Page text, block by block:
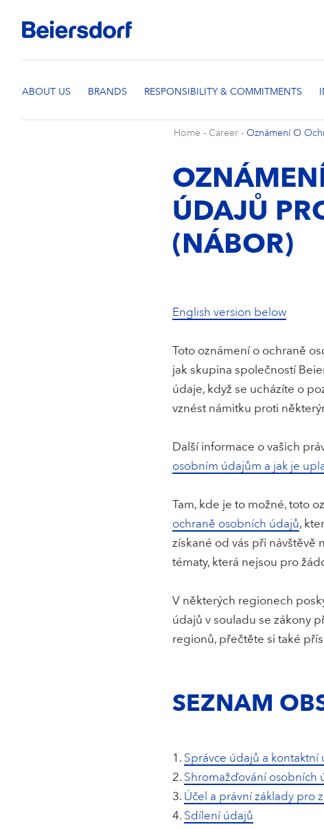
Home - Career - Oznámení O
ÚDAJŮ
(NÁBOR)
English version below
Toto oznámení o ochraně
jak skupina společností
údaje, když se ucházíte o
vznést námitku proti
Další informace o vašich
osobním údajům a jak je
Tam, kde je to možné, toto
ochraně osobních údajů,
získané od vás při návštěvě
tématy, která nejsou pro
V některých regionech
údajů v souladu se zákony
regionů, přečtěte si také
SEZNAM
Správce údajů a kontaktní
Shromažďování osobních
Účel a právní základy pro
Sdílení údajů